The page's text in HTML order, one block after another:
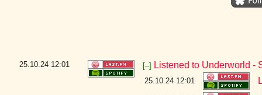
25.10.24 12:01 [–] Listened to Underworld -
25.10.24 12:01